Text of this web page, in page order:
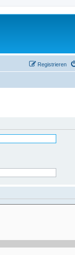
Registrieren